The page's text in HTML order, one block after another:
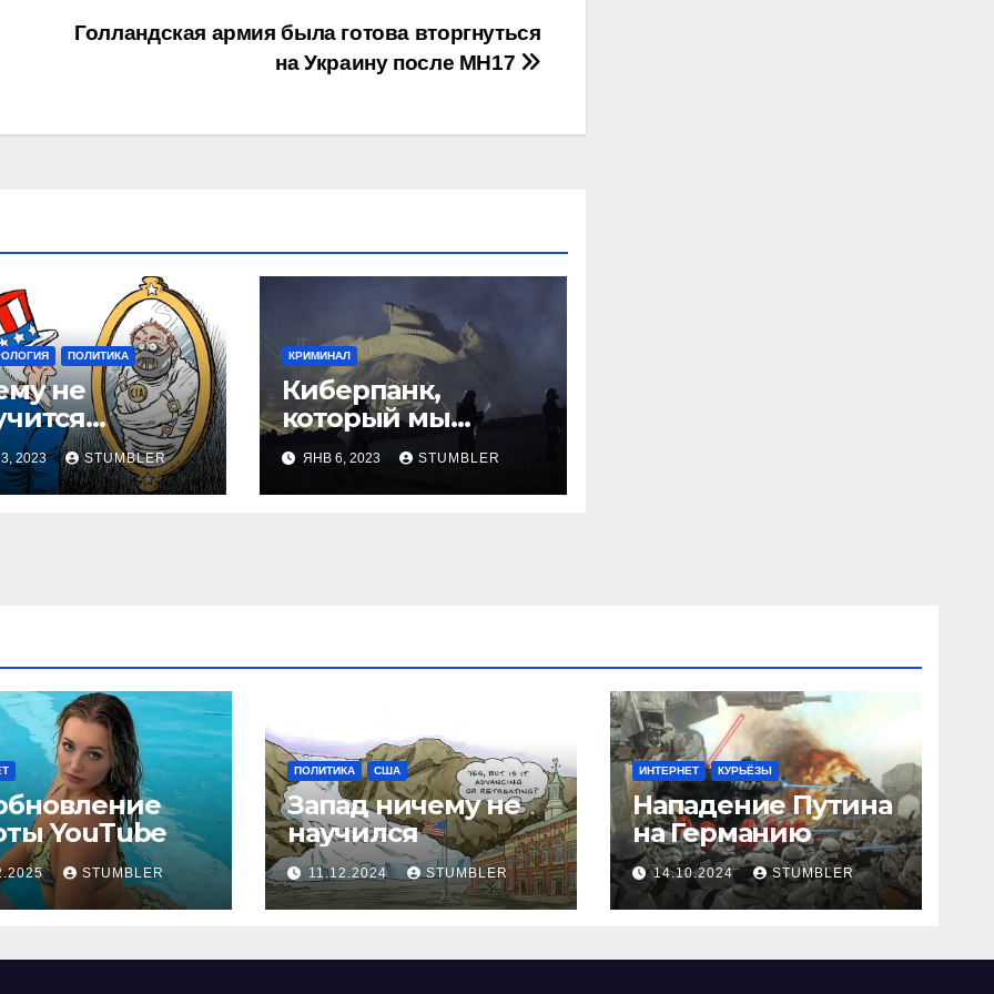
Голландская армия была готова вторгнуться
на Украину после MH17
ПОЛИТИКА
не
с
2023 STUMBLER
КРИМИНАЛ
Киберпанк,
который мы
заслужили
ЯНВ 6, 2023 STUMBLER
YouТube
STUMBLER
ПОЛИТИКА США
Запад ничему не
научился
11.12.2024 STUMBLER
ИНТЕРНЕТ КУРЬЁЗЫ
Нападение Путина
на Германию
14.10.2024 STUMBLER